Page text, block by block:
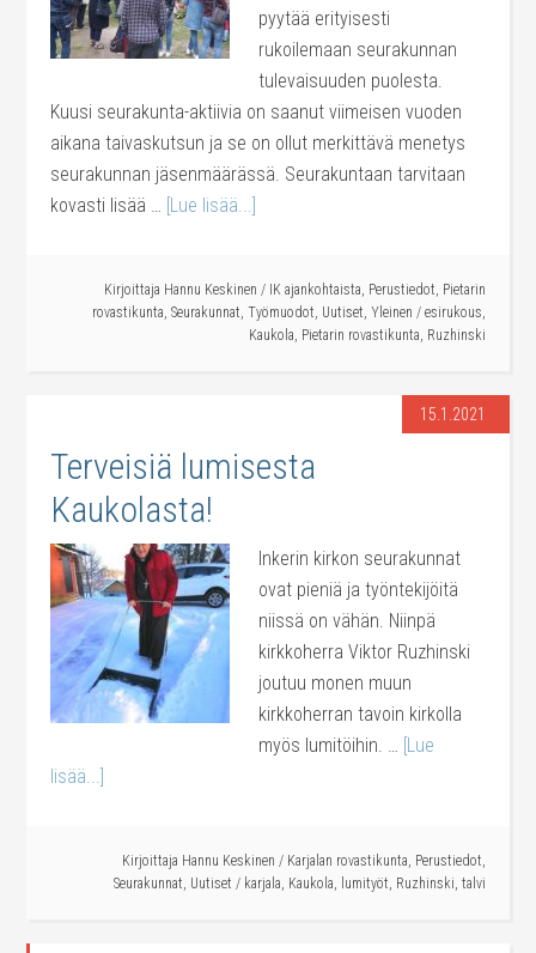
pyytää erityisesti
rukoilemaan seurakunnan
tulevaisuuden puolesta.
Kuusi seurakunta-aktiivia on saanut viimeisen vuoden
aikana taivaskutsun ja se on ollut merkittävä menetys
seurakunnan jäsenmäärässä. Seurakuntaan tarvitaan
kovasti lisää … [Lue lisää...]
Kirjoittaja Hannu Keskinen / IK ajankohtaista, Perustiedot, Pietarin
rovastikunta, Seurakunnat, Työmuodot, Uutiset, Yleinen / esirukous,
Kaukola, Pietarin rovastikunta, Ruzhinski
15.1.2021
Terveisiä lumisesta
Kaukolasta!
Inkerin kirkon seurakunnat
ovat pieniä ja työntekijöitä
niissä on vähän. Niinpä
kirkkoherra Viktor Ruzhinski
joutuu monen muun
kirkkoherran tavoin kirkolla
myös lumitöihin. … [Lue
lisää...]
Kirjoittaja Hannu Keskinen / Karjalan rovastikunta, Perustiedot,
Seurakunnat, Uutiset / karjala, Kaukola, lumityöt, Ruzhinski, talvi